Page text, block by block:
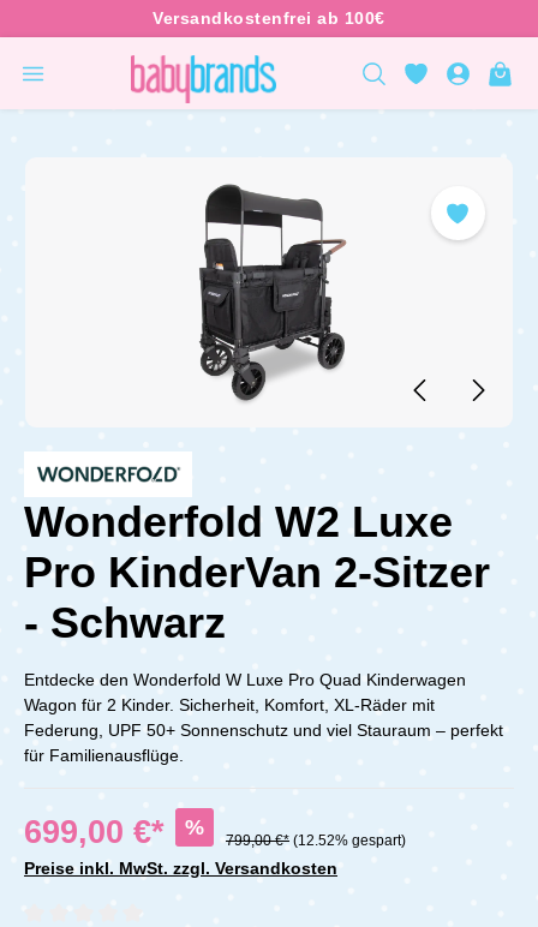
Wonderfold W2 Luxe
Pro KinderVan 2-Sitzer
- Schwarz
Entdecke den Wonderfold W Luxe Pro Quad Kinderwagen
Wagon für 2 Kinder. Sicherheit, Komfort, XL-Räder mit
Federung, UPF 50+ Sonnenschutz und viel Stauraum – perfekt
für Familienausflüge.
699,00 €* %
799,00 €* (12.52% gespart)
Preise inkl. MwSt. zzgl. Versandkosten